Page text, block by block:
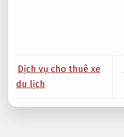
Dịch vụ cho thuê xe
du lịch